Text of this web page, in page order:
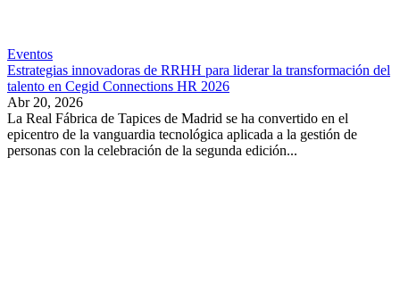
Eventos
Estrategias innovadoras de RRHH para liderar la transformación del
talento en Cegid Connections HR 2026
Abr 20, 2026
La Real Fábrica de Tapices de Madrid se ha convertido en el
epicentro de la vanguardia tecnológica aplicada a la gestión de
personas con la celebración de la segunda edición...